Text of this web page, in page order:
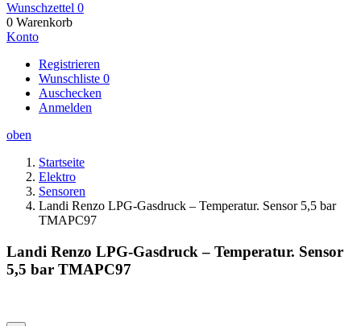
Wunschzettel 0
0 Warenkorb
Konto
Registrieren
Wunschliste 0
Auschecken
Anmelden
oben
Startseite
Elektro
Sensoren
Landi Renzo LPG-Gasdruck – Temperatur. Sensor 5,5 bar
TMAPC97
Landi Renzo LPG-Gasdruck – Temperatur. Sensor
5,5 bar TMAPC97